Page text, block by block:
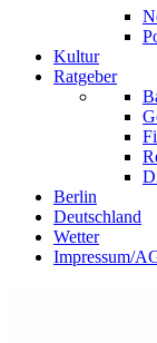
Kultur
Ratgeber
Berlin
Deutschland
Wetter
Impressum/